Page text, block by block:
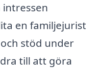
en familjejurist
stöd under
till att göra